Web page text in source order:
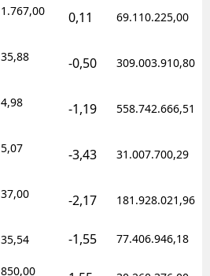
1.767,00 0,11 69.110.225,00
35,88 -0,50 309.003.910,80
4,98 -1,19 558.742.666,51
5,07 -3,43 31.007.700,29
37,00 -2,17 181.928.021,96
35,54 -1,55 77.406.946,18
850,00